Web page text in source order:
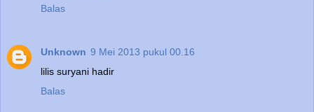
Balas
Unknown 9 Mei 2013 pukul 00.16
lilis suryani hadir
Balas